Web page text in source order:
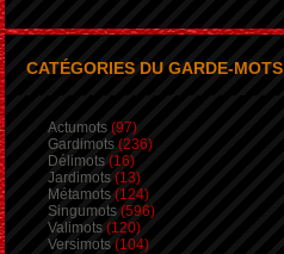
CATÉGORIES DU GARDE-MOTS
Actumots (97)
Gardimots (236)
Délimots (16)
Jardimots (13)
Métamots (124)
Singumots (596)
Valimots (120)
Versimots (104)